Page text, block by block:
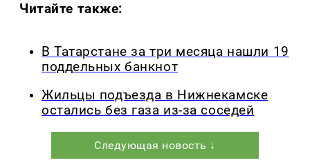
Читайте также:
В Татарстане за три месяца нашли 19
поддельных банкнот
Жильцы подъезда в Нижнекамске
остались без газа из-за соседей
Следующая новость ↓